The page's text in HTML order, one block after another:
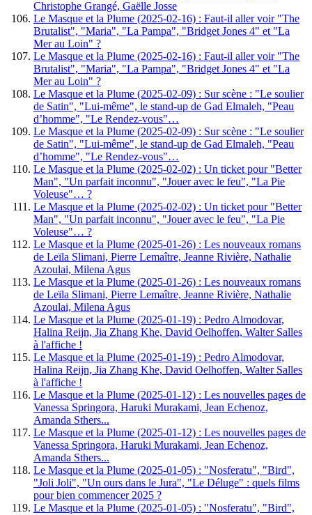
Christophe Grangé, Gaëlle Josse
Le Masque et la Plume (2025-02-16) : Faut-il aller voir "The
Brutalist", "Maria", "La Pampa", "Bridget Jones 4" et "La
Mer au Loin" ?
Le Masque et la Plume (2025-02-16) : Faut-il aller voir "The
Brutalist", "Maria", "La Pampa", "Bridget Jones 4" et "La
Mer au Loin" ?
Le Masque et la Plume (2025-02-09) : Sur scène : "Le soulier
de Satin", "Lui-même", le stand-up de Gad Elmaleh, "Peau
d’homme", "Le Rendez-vous"…
Le Masque et la Plume (2025-02-09) : Sur scène : "Le soulier
de Satin", "Lui-même", le stand-up de Gad Elmaleh, "Peau
d’homme", "Le Rendez-vous"…
Le Masque et la Plume (2025-02-02) : Un ticket pour "Better
Man", "Un parfait inconnu", "Jouer avec le feu", "La Pie
Voleuse"… ?
Le Masque et la Plume (2025-02-02) : Un ticket pour "Better
Man", "Un parfait inconnu", "Jouer avec le feu", "La Pie
Voleuse"… ?
Le Masque et la Plume (2025-01-26) : Les nouveaux romans
de Leïla Slimani, Pierre Lemaître, Jeanne Rivière, Nathalie
Azoulai, Milena Agus
Le Masque et la Plume (2025-01-26) : Les nouveaux romans
de Leïla Slimani, Pierre Lemaître, Jeanne Rivière, Nathalie
Azoulai, Milena Agus
Le Masque et la Plume (2025-01-19) : Pedro Almodovar,
Halina Reijn, Jia Zhang Khe, David Oelhoffen, Walter Salles
à l'affiche !
Le Masque et la Plume (2025-01-19) : Pedro Almodovar,
Halina Reijn, Jia Zhang Khe, David Oelhoffen, Walter Salles
à l'affiche !
Le Masque et la Plume (2025-01-12) : Les nouvelles pages de
Vanessa Springora, Haruki Murakami, Jean Echenoz,
Amanda Sthers...
Le Masque et la Plume (2025-01-12) : Les nouvelles pages de
Vanessa Springora, Haruki Murakami, Jean Echenoz,
Amanda Sthers...
Le Masque et la Plume (2025-01-05) : "Nosferatu", "Bird",
"Joli Joli", "Un ours dans le Jura", "Le Déluge" : quels films
pour bien commencer 2025 ?
Le Masque et la Plume (2025-01-05) : "Nosferatu", "Bird",